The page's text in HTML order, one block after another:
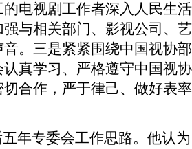
电视剧工作者深入人民生
与相关部门、影视公司、
。三是紧紧围绕中国视协
真学习、严格遵守中国视
合作，严于律己、做好表
专委会工作思路。他认